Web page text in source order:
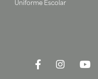
Uniforme Escolar